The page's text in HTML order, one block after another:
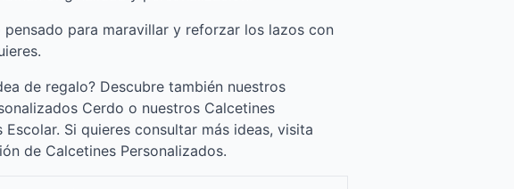
pensado para maravillar y reforzar los lazos con
de regalo? Descubre también nuestros
Cerdo o nuestros Calcetines
Escolar. Si quieres consultar más ideas, visita
de Calcetines Personalizados.